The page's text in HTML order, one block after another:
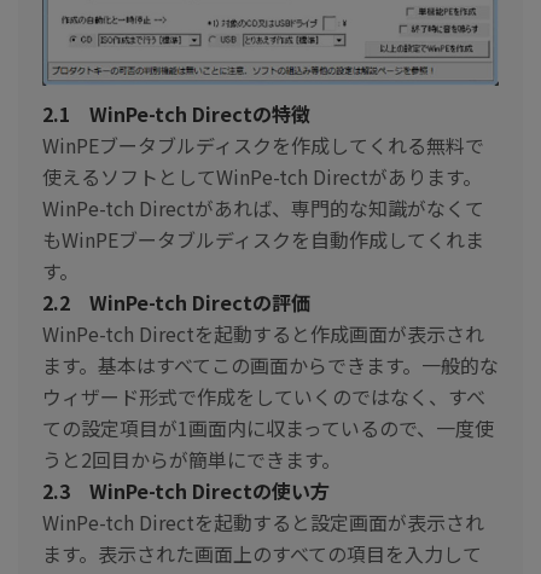
2.1 WinPe-tch Directの特徴
WinPEブータブルディスクを作成してくれる無料で
使えるソフトとしてWinPe-tch Directがあります。
WinPe-tch Directがあれば、専門的な知識がなくて
もWinPEブータブルディスクを自動作成してくれま
す。
2.2 WinPe-tch Directの評価
WinPe-tch Directを起動すると作成画面が表示され
ます。基本はすべてこの画面からできます。一般的な
ウィザード形式で作成をしていくのではなく、すべ
ての設定項目が1画面内に収まっているので、一度使
うと2回目からが簡単にできます。
2.3 WinPe-tch Directの使い方
WinPe-tch Directを起動すると設定画面が表示され
ます。表示された画面上のすべての項目を入力して